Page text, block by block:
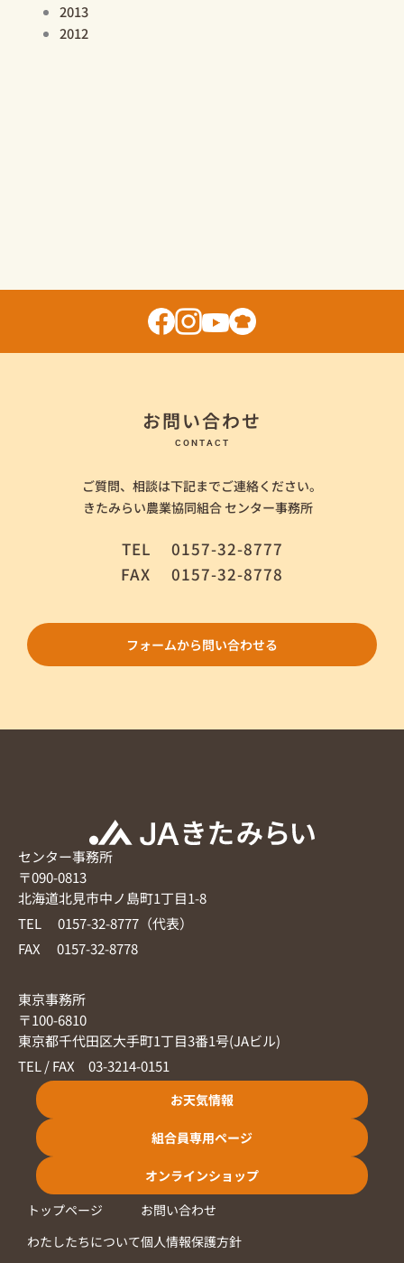
2013
2012
お問い合わせ
CONTACT
ご質問、相談は下記までご連絡ください。
きたみらい農業協同組合 センター事務所
TEL 0157-32-8777
FAX 0157-32-8778
フォームから問い合わせる
センター事務所
〒090-0813
北海道北見市中ノ島町1丁目1-8
TEL 0157-32-8777（代表）
FAX 0157-32-8778
東京事務所
〒100-6810
東京都千代田区大手町1丁目3番1号(JAビル)
TEL / FAX 03-3214-0151
お天気情報
組合員専用ページ
オンラインショップ
トップページ
わたしたちについて
お問い合わせ
個人情報保護方針